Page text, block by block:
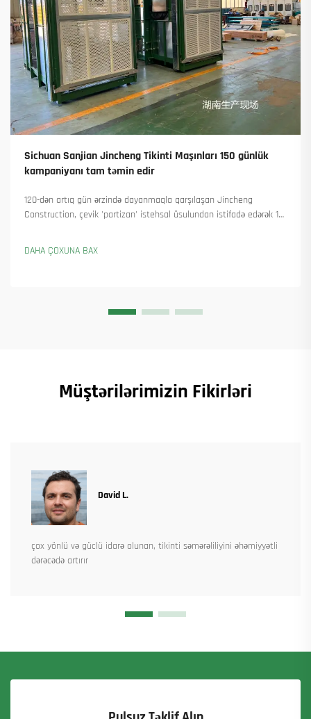
Sichuan Sanjian Jincheng Tikinti Maşınları 150 günlük
kampaniyanı tam təmin edir
120-dən artıq gün ərzində dayanmaqla qarşılaşan Jincheng
Construction, çevik 'partizan' istehsal üsulundan istifadə edərək 18
DAHA ÇOXUNA BAX
Müştərilərimizin Fikirləri
David L.
çox yönlü və güclü idarə olunan, tikinti səmərəliliyini əhəmiyyətli
dərəcədə artırır